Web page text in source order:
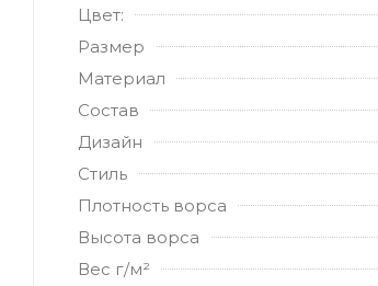
Цвет:
Размер
Материал
Состав
Дизайн
Стиль
Плотность ворса
Высота ворса
Вес г/м²